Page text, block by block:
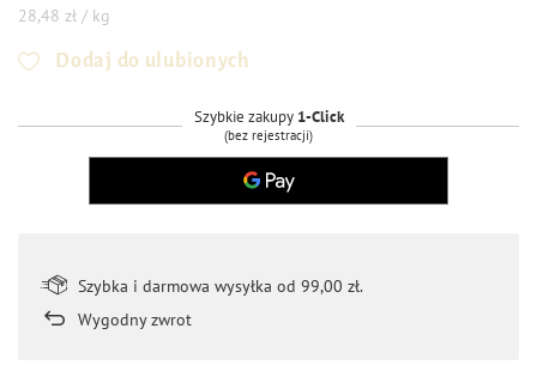
28,48 zł / kg
Dodaj do ulubionych
Szybkie zakupy 1-Click
(bez rejestracji)
Szybka i darmowa wysyłka od 99,00 zł.
Wygodny zwrot